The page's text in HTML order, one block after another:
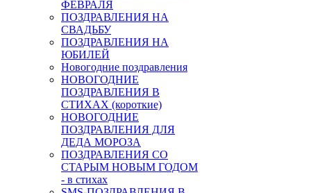
ФЕВРАЛЯ
ПОЗДРАВЛЕНИЯ НА
СВАДЬБУ
ПОЗДРАВЛЕНИЯ НА
ЮБИЛЕЙ
Новогодние поздравления
НОВОГОДНИЕ
ПОЗДРАВЛЕНИЯ В
СТИХАХ (короткие)
НОВОГОДНИЕ
ПОЗДРАВЛЕНИЯ ДЛЯ
ДЕДА МОРОЗА
ПОЗДРАВЛЕНИЯ СО
СТАРЫМ НОВЫМ ГОДОМ
- в стихах